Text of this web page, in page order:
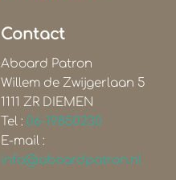
Contact
Aboard Patron
Willem de Zwijgerlaan 5
1111 ZR DIEMEN
Tel : 06-19850230
E-mail :
info@aboardpatron.nl